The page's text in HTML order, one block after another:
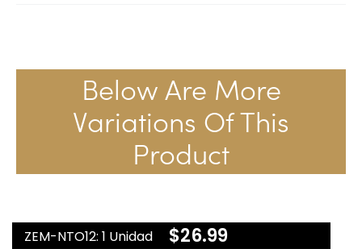
Below Are More
Variations Of This
Product
ZEM-NTO12: 1 Unidad $26.99